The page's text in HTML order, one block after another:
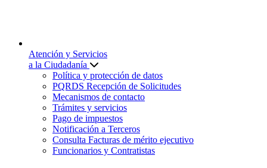
Atención y Servicios
a la Ciudadanía
Política y protección de datos
PQRDS Recepción de Solicitudes
Mecanismos de contacto
Trámites y servicios
Pago de impuestos
Notificación a Terceros
Consulta Facturas de mérito ejecutivo
Funcionarios y Contratistas